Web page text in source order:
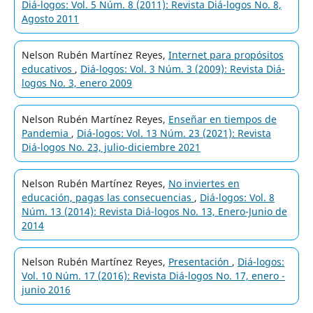
Diá-logos: Vol. 5 Núm. 8 (2011): Revista Diá-logos No. 8,
Agosto 2011
Nelson Rubén Martínez Reyes, Internet para propósitos
educativos , Diá-logos: Vol. 3 Núm. 3 (2009): Revista Diá-
logos No. 3, enero 2009
Nelson Rubén Martínez Reyes, Enseñar en tiempos de
Pandemia , Diá-logos: Vol. 13 Núm. 23 (2021): Revista
Diá-logos No. 23, julio-diciembre 2021
Nelson Rubén Martínez Reyes, No inviertes en
educación, pagas las consecuencias , Diá-logos: Vol. 8
Núm. 13 (2014): Revista Diá-logos No. 13, Enero-Junio de
2014
Nelson Rubén Martínez Reyes, Presentación , Diá-logos:
Vol. 10 Núm. 17 (2016): Revista Diá-logos No. 17, enero -
junio 2016